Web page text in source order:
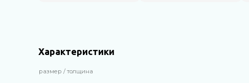
Характеристики
размер / толщина